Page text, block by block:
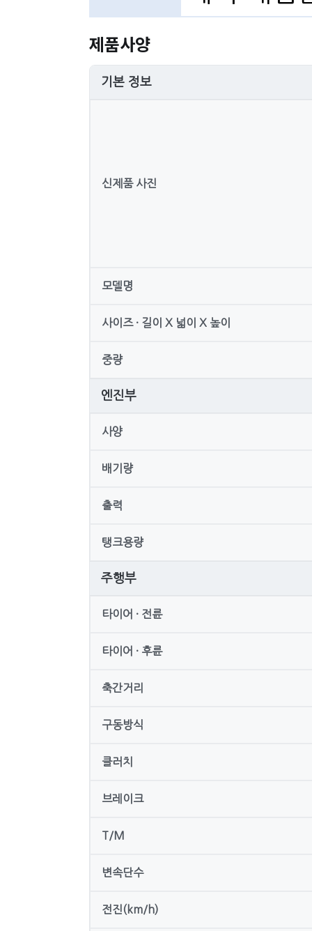
제품사양
기본 정보
신제품 사진
모델명
사이즈 · 길이 X 넓이 X 높이
중량
엔진부
사양
배기량
출력
탱크용량
주행부
타이어 · 전륜
타이어 · 후륜
축간거리
구동방식
클러치
브레이크
T/M
변속단수
전진(km/h)